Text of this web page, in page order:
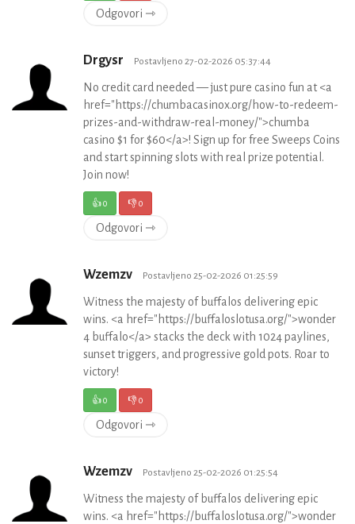
Odgovori ⇾
Drgysr Postavljeno 27-02-2026 05:37:44
No credit card needed — just pure casino fun at <a
href="https://chumbacasinox.org/how-to-redeem-
prizes-and-withdraw-real-money/">chumba
casino $1 for $60</a>! Sign up for free Sweeps Coins
and start spinning slots with real prize potential.
Join now!
👍0 👎0
Odgovori ⇾
Wzemzv Postavljeno 25-02-2026 01:25:59
Witness the majesty of buffalos delivering epic
wins. <a href="https://buffaloslotusa.org/">wonder
4 buffalo</a> stacks the deck with 1024 paylines,
sunset triggers, and progressive gold pots. Roar to
victory!
👍0 👎0
Odgovori ⇾
Wzemzv Postavljeno 25-02-2026 01:25:54
Witness the majesty of buffalos delivering epic
wins. <a href="https://buffaloslotusa.org/">wonder